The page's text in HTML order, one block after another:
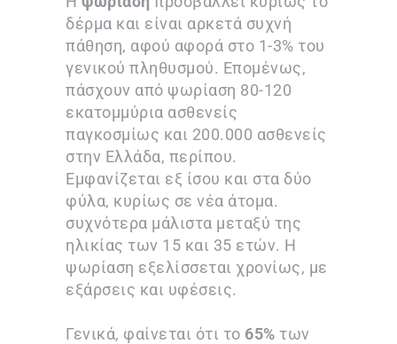
δέρμα και είναι αρκετά συχνή
πάθηση, αφού αφορά στο 1-3% του
γενικού πληθυσμού. Επομένως,
πάσχουν από ψωρίαση 80-120
εκατομμύρια ασθενείς
παγκοσμίως και 200.000 ασθενείς
στην Ελλάδα, περίπου.
Εμφανίζεται εξ ίσου και στα δύο
φύλα, κυρίως σε νέα άτομα.
συχνότερα μάλιστα μεταξύ της
ηλικίας των 15 και 35 ετών. Η
ψωρίαση εξελίσσεται χρονίως, με
εξάρσεις και υφέσεις.
Γενικά, φαίνεται ότι το 65% των